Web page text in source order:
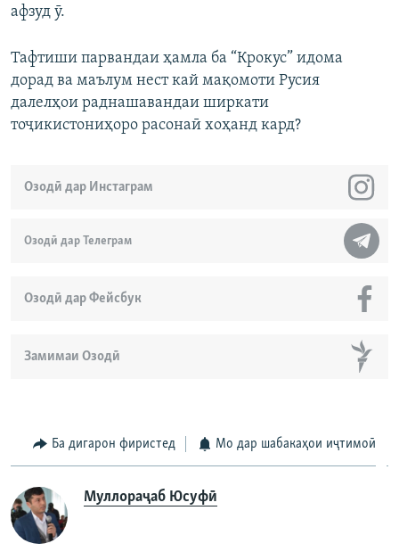
афзуд ӯ.
Тафтиши парвандаи ҳамла ба “Крокус” идома
дорад ва маълум нест кай мақомоти Русия
далелҳои раднашавандаи ширкати
тоҷикистониҳоро расонаӣ хоҳанд кард?
Замимаи Озодӣ
Озодӣ дар Телеграм
Озодӣ дар Фейсбук
Озодӣ дар Инстаграм
Ба дигарон фиристед Мо дар шабакаҳои иҷтимоӣ
Муллораҷаб Юсуфӣ